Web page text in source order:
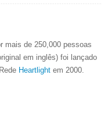
mais de 250,000 pessoas
em inglês) foi lançado
Heartlight em 2000.